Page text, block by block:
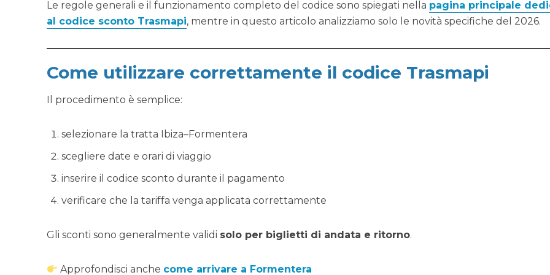
Le regole generali e il funzionamento completo del codice sono spiegati nella pagina principale
al codice sconto Trasmapi, mentre in questo articolo analizziamo solo le novità specifiche del 2026.
Come utilizzare correttamente il codice Trasmapi
Il procedimento è semplice:
selezionare la tratta Ibiza–Formentera
scegliere date e orari di viaggio
inserire il codice sconto durante il pagamento
verificare che la tariffa venga applicata correttamente
Gli sconti sono generalmente validi solo per biglietti di andata e ritorno.
Approfondisci anche come arrivare a Formentera